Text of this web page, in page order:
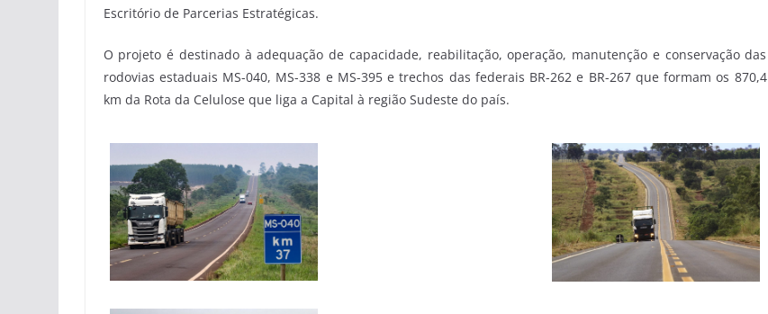
Escritório de Parcerias Estratégicas.
O projeto é destinado à adequação de capacidade, reabilitação, operação, manutenção e conservação das
rodovias estaduais MS-040, MS-338 e MS-395 e trechos das federais BR-262 e BR-267 que formam os 870,4
km da Rota da Celulose que liga a Capital à região Sudeste do país.